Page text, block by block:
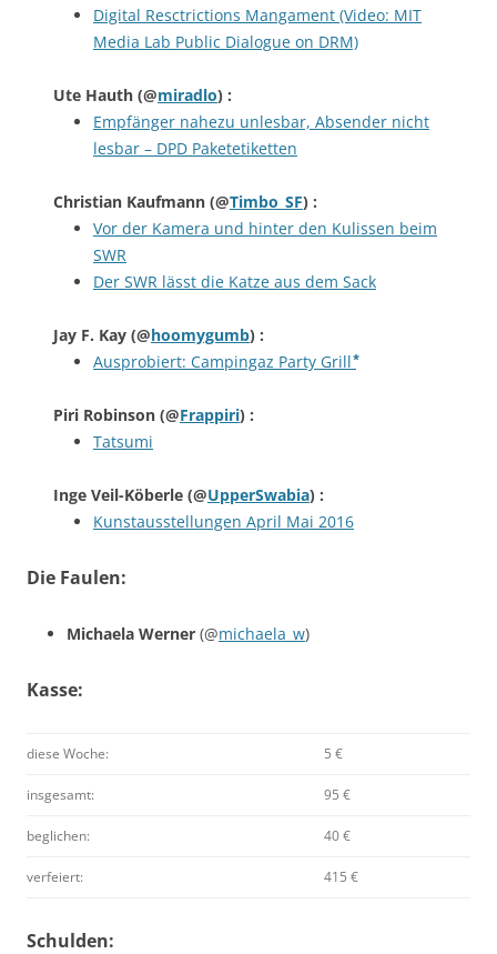
Digital Resctrictions Mangament (Video: MIT
Media Lab Public Dialogue on DRM)
Ute Hauth (@miradlo) :
Empfänger nahezu unlesbar, Absender nicht
lesbar – DPD Paketetiketten
Christian Kaufmann (@Timbo_SF) :
Vor der Kamera und hinter den Kulissen beim
SWR
Der SWR lässt die Katze aus dem Sack
Jay F. Kay (@hoomygumb) :
Ausprobiert: Campingaz Party Grill ⃰⃰
Piri Robinson (@Frappiri) :
Tatsumi
Inge Veil-Köberle (@UpperSwabia) :
Kunstausstellungen April Mai 2016
Die Faulen:
Michaela Werner (@michaela_w)
Kasse:
diese Woche: 5 €
insgesamt: 95 €
beglichen: 40 €
verfeiert: 415 €
Schulden: